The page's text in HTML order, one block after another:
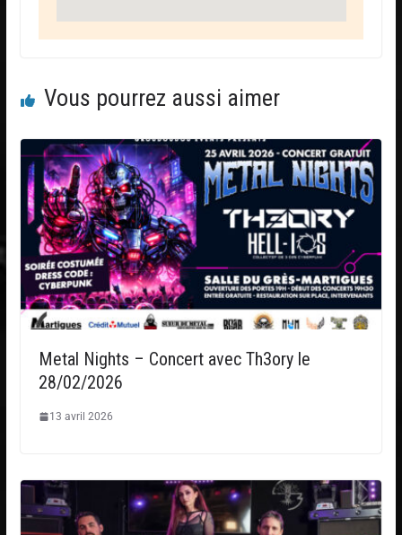
Vous pourrez aussi aimer
Metal Nights – Concert avec Th3ory le
28/02/2026
13 avril 2026